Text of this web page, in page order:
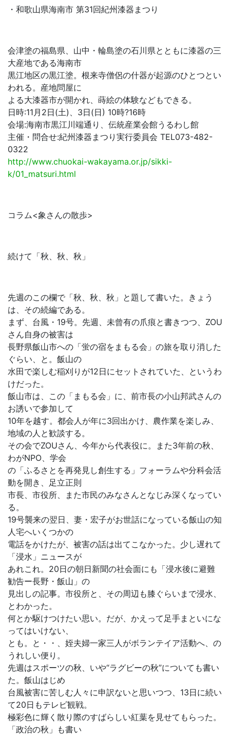
・和歌山県海南市 第31回紀州漆器まつり
会津塗の福島県、山中・輪島塗の石川県とともに漆器の三
大産地である海南市
黒江地区の黒江塗。根来寺僧侶の什器が起源のひとつとい
われる。産地問屋に
よる大漆器市が開かれ、蒔絵の体験などもできる。
日時:11月2日(土)、3日(日) 10時?16時
会場:海南市黒江川端通り、伝統産業会館うるわし館
主催・問合せ:紀州漆器まつり実行委員会 TEL073-482-
0322
http://www.chuokai-wakayama.or.jp/sikki-
k/01_matsuri.html
コラム<象さんの散歩>
続けて「秋、秋、秋」
先週のこの欄で「秋、秋、秋」と題して書いた。きょう
は、その続編である。
まず、台風・19号。先週、未曾有の爪痕と書きつつ、ZOU
さん自身の被害は
長野県飯山市への「蛍の宿をまもる会」の旅を取り消した
ぐらい、と。飯山の
水田で楽しむ稲刈りが12日にセットされていた、というわ
けだった。
飯山市は、この「まもる会」に、前市長の小山邦武さんの
お誘いで参加して
10年を越す。都会人が年に3回出かけ、農作業を楽しみ、
地域の人と歓談する。
その会でZOUさん、今年から代表役に。また3年前の秋、
わがNPO、学会
の「ふるさとを再発見し創生する」フォーラムや分科会活
動を開き、足立正則
市長、市役所、また市民のみなさんとなじみ深くなってい
る。
19号襲来の翌日、妻・宏子がお世話になっている飯山の知
人宅へいくつかの
電話をかけたが、被害の話は出てこなかった。少し遅れて
「浸水」ニュースが
あれこれ。20日の朝日新聞の社会面にも「浸水後に避難
勧告ー長野・飯山」の
見出しの記事。市役所と、その周辺も膝ぐらいまで浸水、
とわかった。
何とか駆けつけたい思い。だが、かえって足手まといにな
ってはいけない、
とも。と・・、姪夫婦一家三人がボランテイア活動へ、の
うれしい便り。
先週はスポーツの秋、いや“ラグビーの秋”についても書い
た。飯山はじめ
台風被害に苦しむ人々に申訳ないと思いつつ、13日に続い
て20日もテレビ観戦。
極彩色に輝く散り際のすばらしい紅葉を見せてもらった。
「政治の秋」も書い